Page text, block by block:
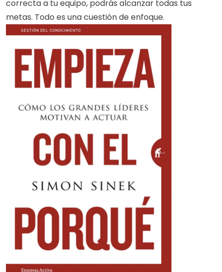
correcta a tu equipo, podrás alcanzar todas tus
metas. Todo es una cuestión de enfoque.